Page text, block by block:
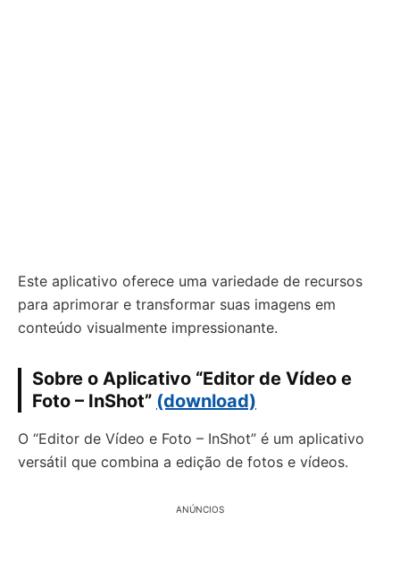
Este aplicativo oferece uma variedade de recursos
para aprimorar e transformar suas imagens em
conteúdo visualmente impressionante.
Sobre o Aplicativo “Editor de Vídeo e
Foto – InShot” (download)
O “Editor de Vídeo e Foto – InShot” é um aplicativo
versátil que combina a edição de fotos e vídeos.
ANÚNCIOS